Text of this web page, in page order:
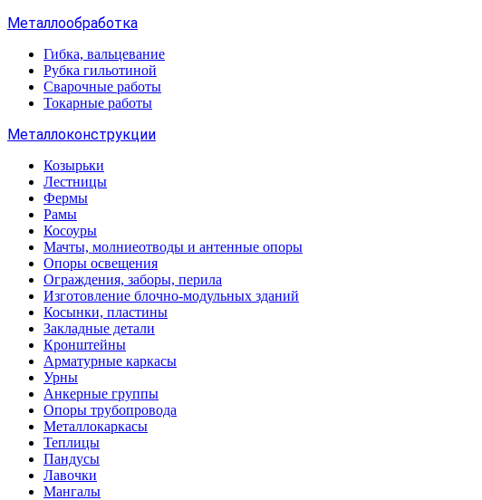
Металлообработка
Гибка, вальцевание
Рубка гильотиной
Сварочные работы
Токарные работы
Металлоконструкции
Козырьки
Лестницы
Фермы
Рамы
Косоуры
Мачты, молниеотводы и антенные опоры
Опоры освещения
Ограждения, заборы, перила
Изготовление блочно-модульных зданий
Косынки, пластины
Закладные детали
Кронштейны
Арматурные каркасы
Урны
Анкерные группы
Опоры трубопровода
Металлокаркасы
Теплицы
Пандусы
Лавочки
Мангалы